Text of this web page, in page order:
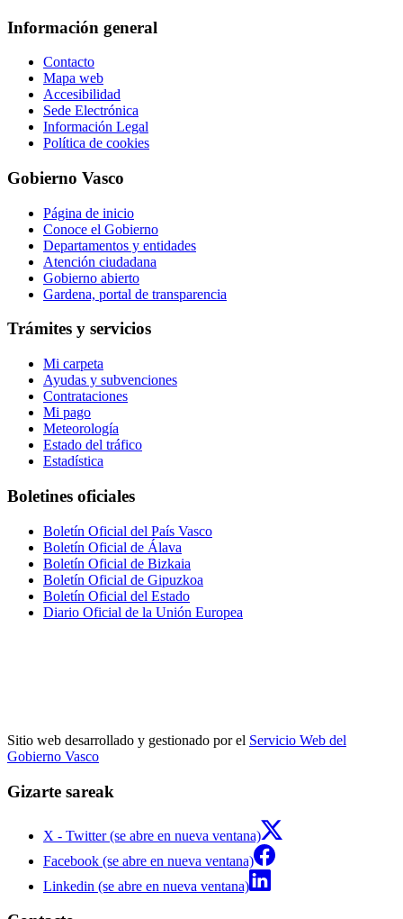
Información general
Contacto
Mapa web
Accesibilidad
Sede Electrónica
Información Legal
Política de cookies
Gobierno Vasco
Página de inicio
Conoce el Gobierno
Departamentos y entidades
Atención ciudadana
Gobierno abierto
Gardena, portal de transparencia
Trámites y servicios
Mi carpeta
Ayudas y subvenciones
Contrataciones
Mi pago
Meteorología
Estado del tráfico
Estadística
Boletines oficiales
Boletín Oficial del País Vasco
Boletín Oficial de Álava
Boletín Oficial de Bizkaia
Boletín Oficial de Gipuzkoa
Boletín Oficial del Estado
Diario Oficial de la Unión Europea
Sitio web desarrollado y gestionado por el Servicio Web del
Gobierno Vasco
Gizarte sareak
X - Twitter (se abre en nueva ventana)
Facebook (se abre en nueva ventana)
Linkedin (se abre en nueva ventana)